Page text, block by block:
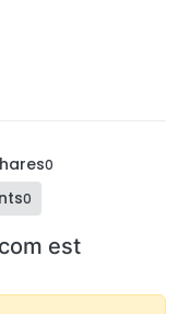
0
0
est